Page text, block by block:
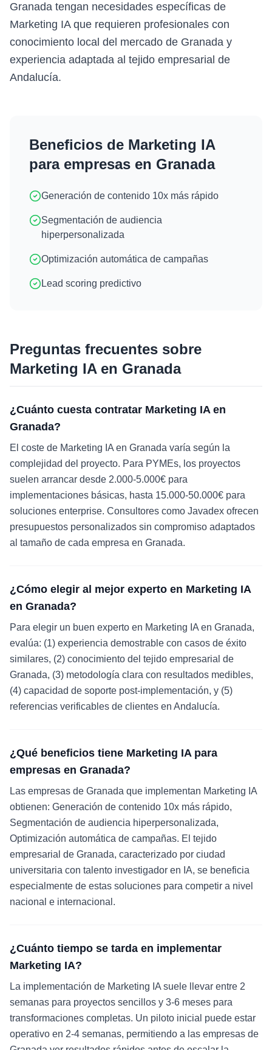
Granada tengan necesidades específicas de
Marketing IA que requieren profesionales con
conocimiento local del mercado de Granada y
experiencia adaptada al tejido empresarial de
Andalucía.
Beneficios de Marketing IA
para empresas en Granada
Generación de contenido 10x más rápido
Segmentación de audiencia
hiperpersonalizada
Optimización automática de campañas
Lead scoring predictivo
Preguntas frecuentes sobre
Marketing IAen Granada
¿Cuánto cuesta contratar Marketing IA en
Granada?
El coste de Marketing IA en Granada varía según la
complejidad del proyecto. Para PYMEs, los proyectos
suelen arrancar desde 2.000-5.000€ para
implementaciones básicas, hasta 15.000-50.000€ para
soluciones enterprise. Consultores como Javadex ofrecen
presupuestos personalizados sin compromiso adaptados
al tamaño de cada empresa en Granada.
¿Cómo elegir al mejor experto en Marketing IA
en Granada?
Para elegir un buen experto en Marketing IA en Granada,
evalúa: (1) experiencia demostrable con casos de éxito
similares, (2) conocimiento del tejido empresarial de
Granada, (3) metodología clara con resultados medibles,
(4) capacidad de soporte post-implementación, y (5)
referencias verificables de clientes en Andalucía.
¿Qué beneficios tiene Marketing IA para
empresas en Granada?
Las empresas de Granada que implementan Marketing IA
obtienen: Generación de contenido 10x más rápido,
Segmentación de audiencia hiperpersonalizada,
Optimización automática de campañas. El tejido
empresarial de Granada, caracterizado por ciudad
universitaria con talento investigador en IA, se beneficia
especialmente de estas soluciones para competir a nivel
nacional e internacional.
¿Cuánto tiempo se tarda en implementar
Marketing IA?
La implementación de Marketing IA suele llevar entre 2
semanas para proyectos sencillos y 3-6 meses para
transformaciones completas. Un piloto inicial puede estar
operativo en 2-4 semanas, permitiendo a las empresas de